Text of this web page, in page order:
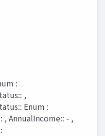
:
,
Enum :
, AnnualIncome:: - ,